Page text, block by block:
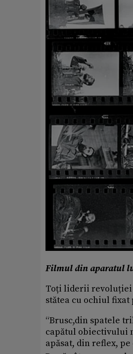
Filmul din aparatul
Toți liderii revoluției
stătea cu ochiul fixat
“Brusc,din spatele
capătul obiectivului
apăsat, din reflex,